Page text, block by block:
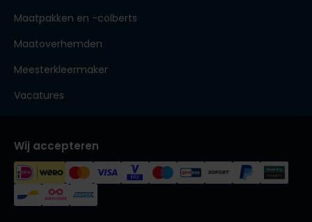
Maatpakken en -colberts
Maatoverhemden
Meesterkleermaker
Vacatures
Wij accepteren